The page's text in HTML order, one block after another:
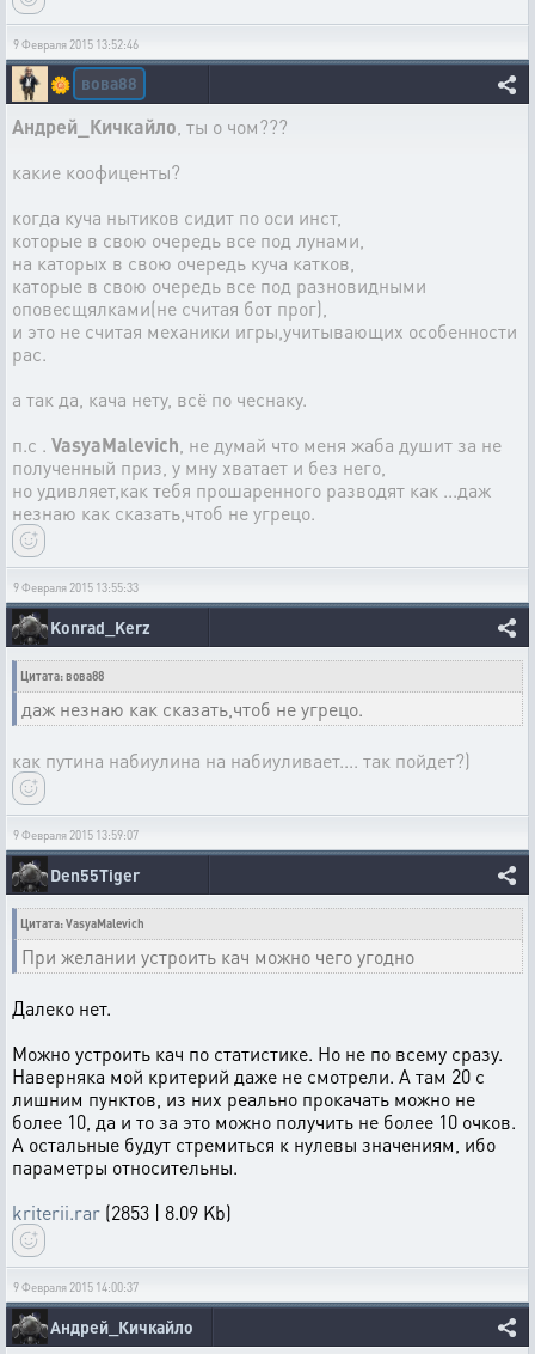
9 Февраля 2015 13:52:46
🌼 вова88
Андрей_Кичкайло , ты о чом???
какие коофиценты?
когда куча нытиков сидит по оси инст,
которые в свою очередь все под лунами,
на каторых в свою очередь куча катков,
каторые в свою очередь все под разновидными
оповесщялками(не считая бот прог),
и это не считая механики игры,учитывающих особенности
рас.
а так да, кача нету, всё по чеснаку.
п.с . VasyaMalevich , не думай что меня жаба душит за не
полученный приз, у мну хватает и без него,
но удивляет,как тебя прошаренного разводят как ...даж
незнаю как сказать,чтоб не угрецо.
9 Февраля 2015 13:55:33
Konrad_Kerz
Цитата: вова88
даж незнаю как сказать,чтоб не угрецо.
как путина набиулина на набиуливает.... так пойдет?)
9 Февраля 2015 13:59:07
Den55Tiger
Цитата: VasyaMalevich
При желании устроить кач можно чего угодно
Далеко нет.
Можно устроить кач по статистике. Но не по всему сразу.
Наверняка мой критерий даже не смотрели. А там 20 с
лишним пунктов, из них реально прокачать можно не
более 10, да и то за это можно получить не более 10 очков.
А остальные будут стремиться к нулевы значениям, ибо
параметры относительны.
kriterii.rar (2853 | 8.09 Kb)
9 Февраля 2015 14:00:37
Андрей_Кичкайло